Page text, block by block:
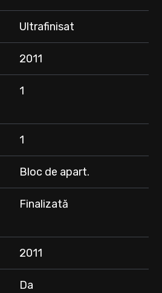
Ultrafinisat
2011
1
1
Bloc de apart.
Finalizată
2011
Da